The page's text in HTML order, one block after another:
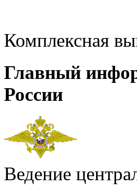
Комплексная
Главный
России
Ведение